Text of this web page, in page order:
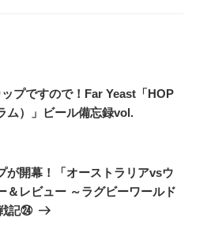
プですので！Far Yeast「HOP
ム）」ビール備忘録vol.
が開幕！「オーストラリアvsウ
＆レビュー ～ラグビーワールド
記㉔